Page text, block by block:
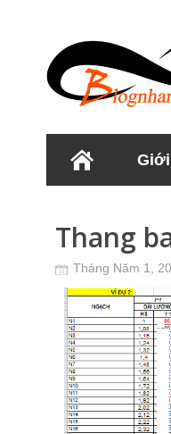
Thang
Tháng Năm 1,